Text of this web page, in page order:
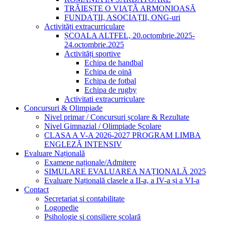
TRĂIEȘTE O VIAȚĂ ARMONIOASĂ
FUNDAȚII, ASOCIAȚII, ONG-uri
Activități extracurriculare
ȘCOALA ALTFEL, 20.octombrie.2025-
24.octombrie.2025
Activități sportive
Echipa de handbal
Echipa de oină
Echipa de fotbal
Echipa de rugby
Activitati extracurriculare
Concursuri & Olimpiade
Nivel primar / Concursuri școlare & Rezultate
Nivel Gimnazial / Olimpiade Școlare
CLASA A V-A 2026-2027 PROGRAM LIMBA
ENGLEZĂ INTENSIV
Evaluare Națională
Examene naționale/Admitere
SIMULARE EVALUAREA NAȚIONALĂ 2025
Evaluare Națională clasele a II-a, a IV-a și a VI-a
Contact
Secretariat si contabilitate
Logopedie
Psihologie și consiliere școlară